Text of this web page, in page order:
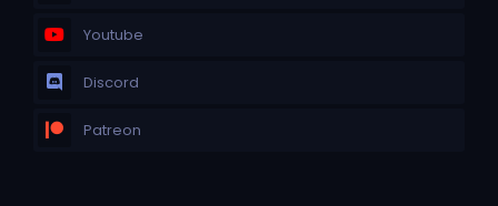
Youtube
Discord
Patreon